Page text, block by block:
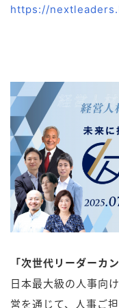
https://
「次世代リーダーカ
日本最大級の人事向
営を通じて、人事ご